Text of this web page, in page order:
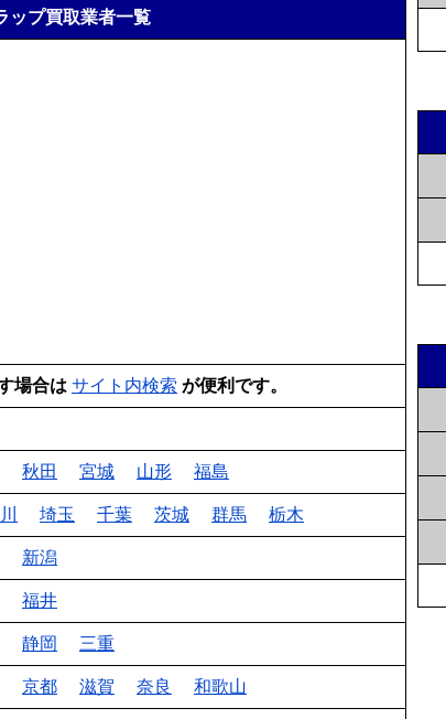
ップ買取業者一覧
場合は サイト内検索 が便利です。
秋田 宮城 山形 福島
埼玉 千葉 茨城 群馬 栃木
新潟
福井
静岡 三重
京都 滋賀 奈良 和歌山